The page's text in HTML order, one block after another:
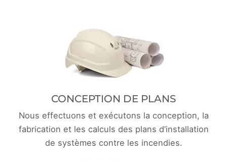
CONCEPTION DE PLANS
Nous effectuons et exécutons la conception, la
fabrication et les calculs des plans d’installation
de systèmes contre les incendies.